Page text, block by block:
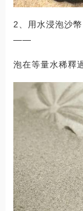
2、用水浸泡沙
——
泡在等量水稀釋